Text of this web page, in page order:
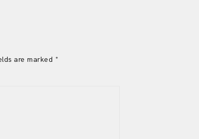
are marked *